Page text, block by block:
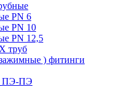
PN 6
PN 10
PN 12,5
труб
) фитинги
ПЭ-ПЭ